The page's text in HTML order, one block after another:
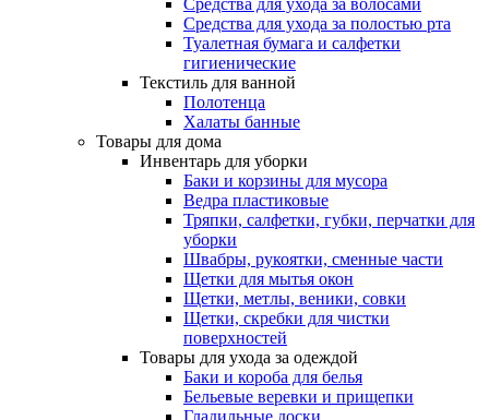
Средства для ухода за волосами
Средства для ухода за полостью рта
Туалетная бумага и салфетки
гигиенические
Текстиль для ванной
Полотенца
Халаты банные
Товары для дома
Инвентарь для уборки
Баки и корзины для мусора
Ведра пластиковые
Тряпки, салфетки, губки, перчатки для
уборки
Швабры, рукоятки, сменные части
Щетки для мытья окон
Щетки, метлы, веники, совки
Щетки, скребки для чистки
поверхностей
Товары для ухода за одеждой
Баки и короба для белья
Бельевые веревки и прищепки
Гладильные доски